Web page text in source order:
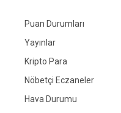
Puan Durumları
Yayınlar
Kripto Para
Nöbetçi Eczaneler
Hava Durumu